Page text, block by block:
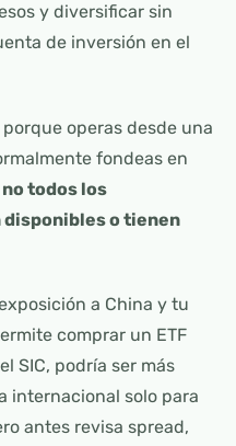
y diversificar sin
de inversión en el
operas desde una
fondeas en
no todos los
o tienen
a China y tu
comprar un ETF
SIC, podría ser más
internacional solo para
antes revisa spread,